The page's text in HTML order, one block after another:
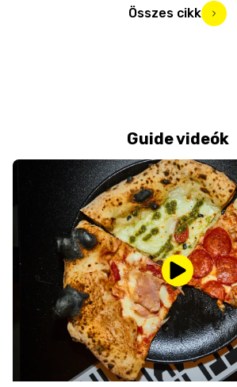
Összes cikk
Guide videók